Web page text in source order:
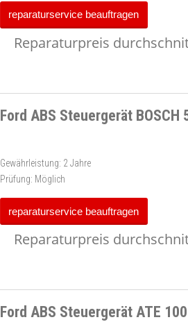
reparaturservice beauftragen
Reparaturpreis
Ford ABS Steuergerät
Gewährleistung: 2 Jahre
Prüfung: Möglich
reparaturservice beauftragen
Reparaturpreis
Ford ABS Steuergerät ATE